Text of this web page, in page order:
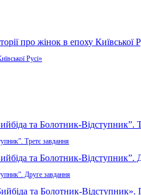
Русі»
Третє завдання
Друге завдання